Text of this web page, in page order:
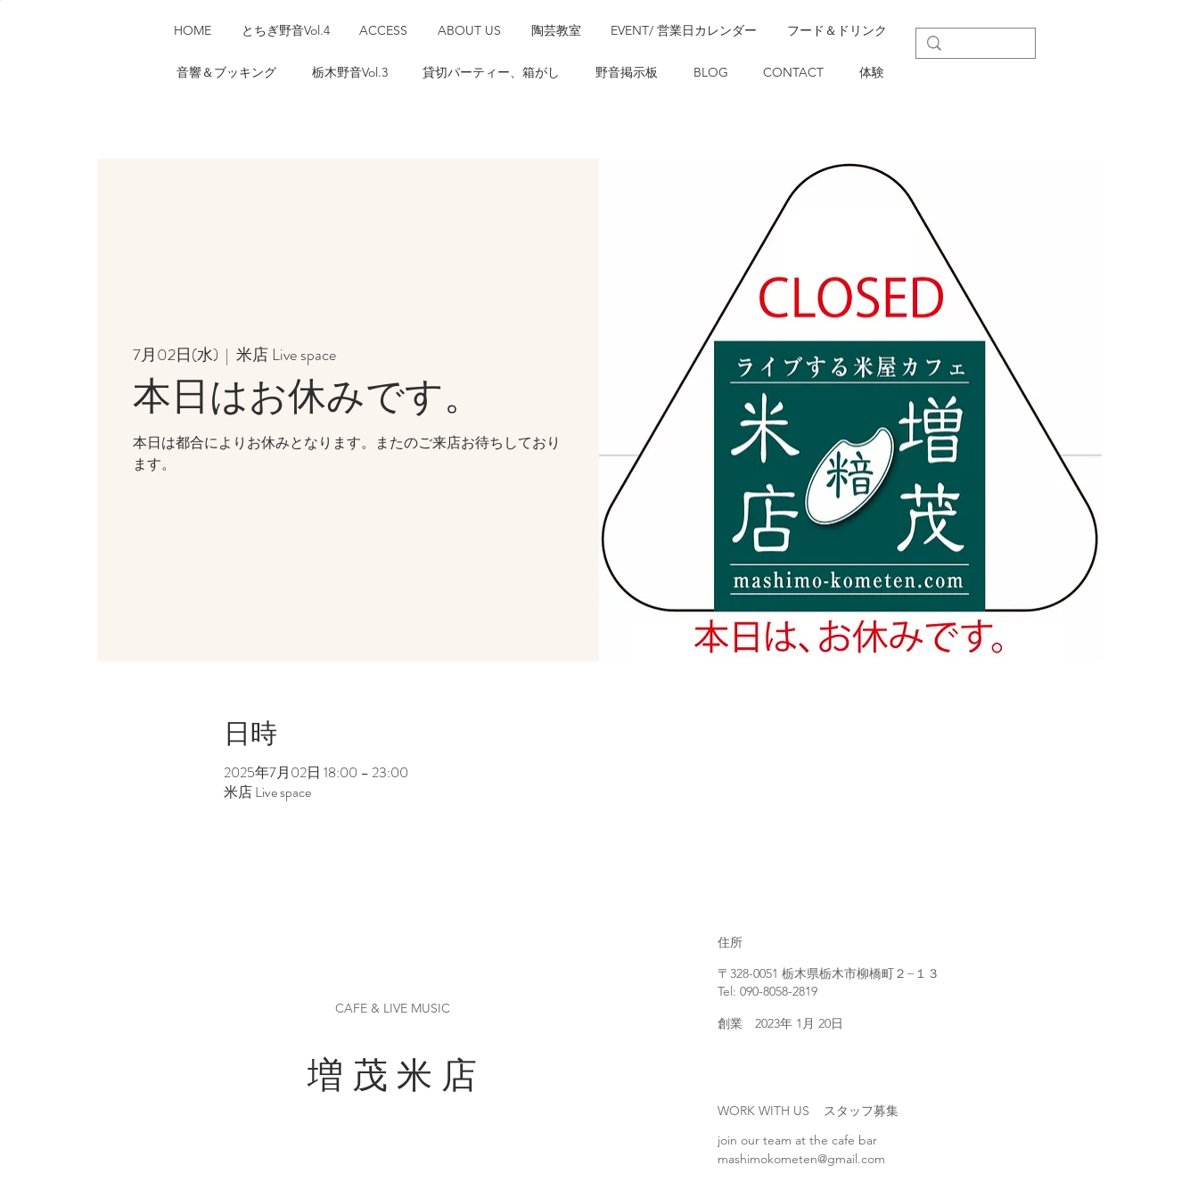
HOME とちぎ野音Vol.4 ACCESS ABOUT US 陶芸教室 EVENT/ 営業日カレンダー フード＆ドリンク
音響＆ブッキング 栃木野音Vol.3 貸切パーティー、箱がし 野音掲示板 BLOG CONTACT 体験
7月02日(水)
  |
米店 Live space
本日はお休みです。
本日は都合によりお休みとなります。またのご来店お待ちしており
ます。
日時
2025年7月02日 18:00 – 23:00
米店 Live space
住所
CAFE & LIVE MUSIC
〒328-0051 栃木県栃木市柳橋町２−１３
Tel: 090-8058-2819
創業 2023年 1月 20日
増 茂 米 店
WORK WITH US スタッフ募集
join our team at the cafe bar
mashimokometen@gmail.com